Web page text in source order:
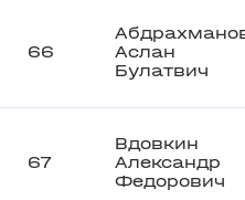
66
Аслан
Булатвич
67
Вдовкин
Александр
Федорович